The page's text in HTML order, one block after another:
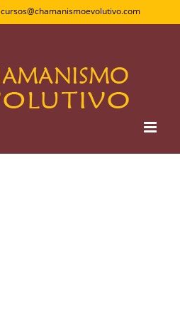
cursos@chamanismoevolutivo.com